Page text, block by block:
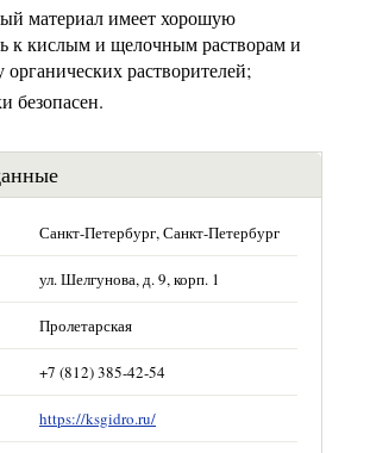
материал имеет хорошую
к кислым и щелочным растворам и
растворителей;
безопасен.
Санкт-Петербург, Санкт-Петербург
ул. Шелгунова, д. 9, корп. 1
Пролетарская
+7 (812) 385-42-54
https://ksgidro.ru/